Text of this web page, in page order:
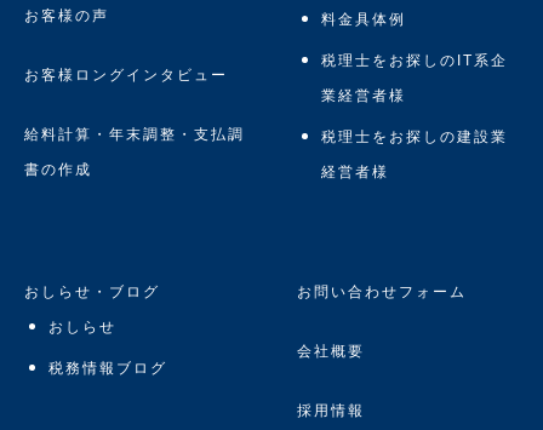
お客様の声
お客様ロングインタビュー
給料計算・年末調整・支払調
書の作成
料金具体例
税理士をお探しのIT系企
業経営者様
税理士をお探しの建設業
経営者様
おしらせ・ブログ
おしらせ
税務情報ブログ
お問い合わせフォーム
会社概要
採用情報